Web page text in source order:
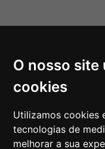
O nosso site
cookies
Utilizamos cookies
tecnologias de
melhorar a sua